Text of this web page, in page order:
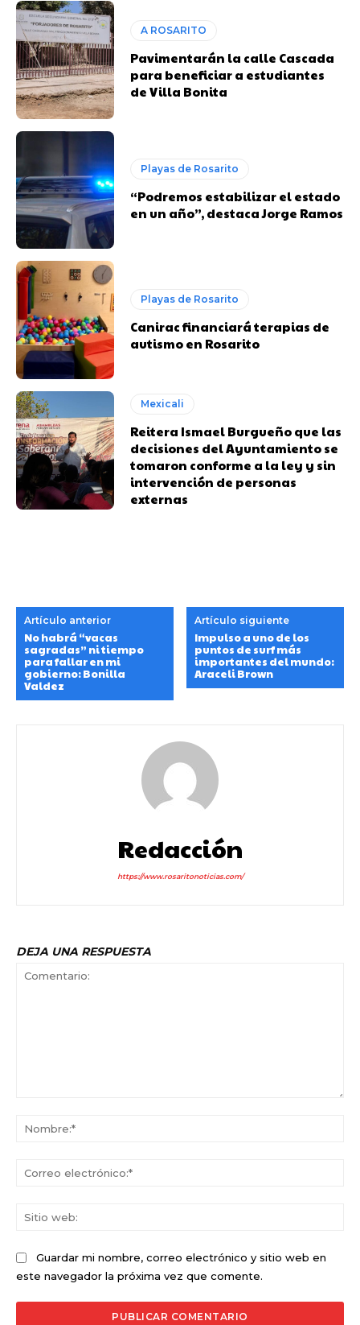
A ROSARITO
Pavimentarán la calle Cascada
para beneficiar a estudiantes
de Villa Bonita
Playas de Rosarito
“Podremos estabilizar el estado
en un año”, destaca Jorge Ramos
Playas de Rosarito
Canirac financiará terapias de
autismo en Rosarito
Mexicali
Reitera Ismael Burgueño que las
decisiones del Ayuntamiento se
tomaron conforme a la ley y sin
intervención de personas
externas
Artículo anterior
No habrá “vacas
sagradas” ni tiempo
para fallar en mi
gobierno: Bonilla
Valdez
Artículo siguiente
Impulso a uno de los
puntos de surf más
importantes del mundo:
Araceli Brown
Redacción
https://www.rosaritonoticias.com/
DEJA UNA RESPUESTA
Guardar mi nombre, correo electrónico y sitio web en
este navegador la próxima vez que comente.